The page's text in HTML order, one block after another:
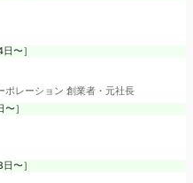
〜］
ポレーション 創業者・元社長
］
〜］